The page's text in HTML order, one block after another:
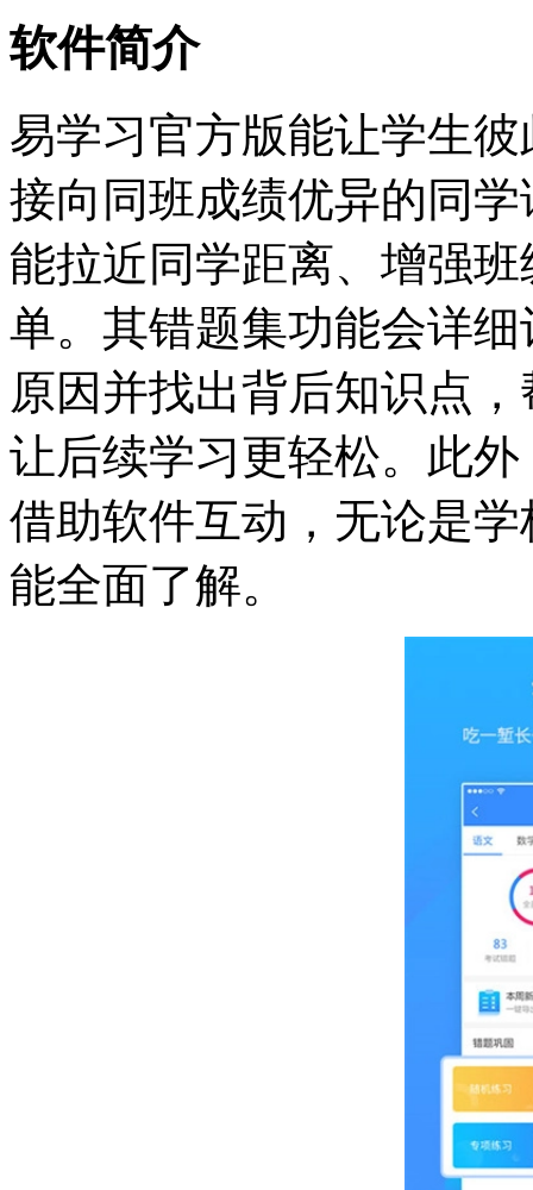
软件简介
易学习官方版能让学生
接向同班成绩优异的同
能拉近同学距离、增强
单。其错题集功能会详
原因并找出背后知识点
让后续学习更轻松。此
借助软件互动，无论是
能全面了解。